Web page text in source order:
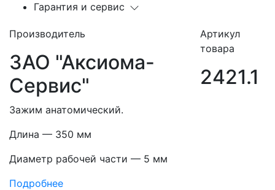
Гарантия и сервис
Производитель
ЗАО "Аксиома-
Сервис"
Артикул
товара
2421.1
Зажим анатомический.
Длина — 350 мм
Диаметр рабочей части — 5 мм
Подробнее